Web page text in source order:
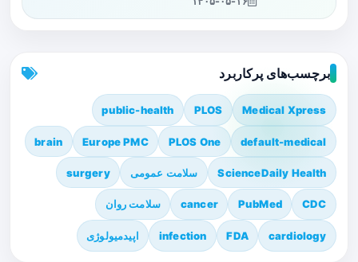
برچسب‌های پرکاربرد
Medical Xpress
PLOS
public-health
default-medical
PLOS One
Europe PMC
brain
ScienceDaily Health سلامت عمومی surgery
CDC
PubMed
cancer سلامت روان
cardiology
FDA
infection اپیدمیولوژی